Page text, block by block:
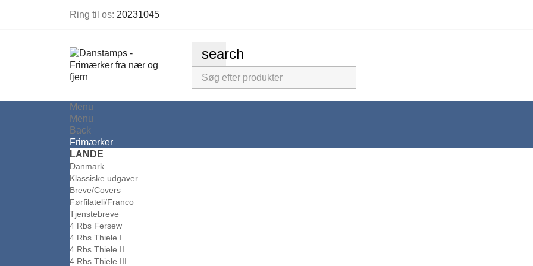
Ring til os: 20231045
search
Menu
Menu
Back
Frimærker
LANDE
Danmark
Klassiske udgaver
Breve/Covers
Førfilateli/Franco
Tjenstebreve
4 Rbs Fersew
4 Rbs Thiele I
4 Rbs Thiele II
4 Rbs Thiele III